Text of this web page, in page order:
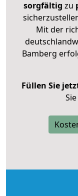
sorgfältig zu
Mit der
Bamberg
Füllen Sie